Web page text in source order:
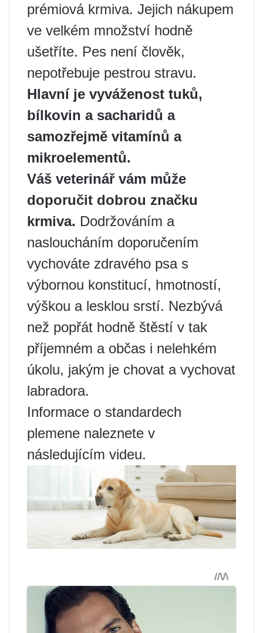
prémiová krmiva. Jejich nákupem
ve velkém množství hodně
ušetříte. Pes není člověk,
nepotřebuje pestrou stravu.
Hlavní je vyváženost tuků,
bílkovin a sacharidů a
samozřejmě vitamínů a
mikroelementů.
Váš veterinář vám může
doporučit dobrou značku
krmiva. Dodržováním a
nasloucháním doporučením
vychováte zdravého psa s
výbornou konstitucí, hmotností,
výškou a lesklou srstí. Nezbývá
než popřát hodně štěstí v tak
příjemném a občas i nelehkém
úkolu, jakým je chovat a vychovat
labradora.
Informace o standardech
plemene naleznete v
následujícím videu.